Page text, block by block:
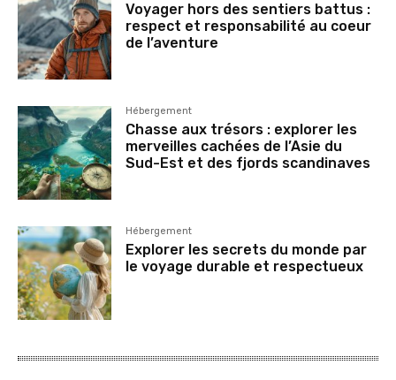
Voyager hors des sentiers battus :
respect et responsabilité au coeur
de l’aventure
Hébergement
Chasse aux trésors : explorer les
merveilles cachées de l’Asie du
Sud-Est et des fjords scandinaves
Hébergement
Explorer les secrets du monde par
le voyage durable et respectueux